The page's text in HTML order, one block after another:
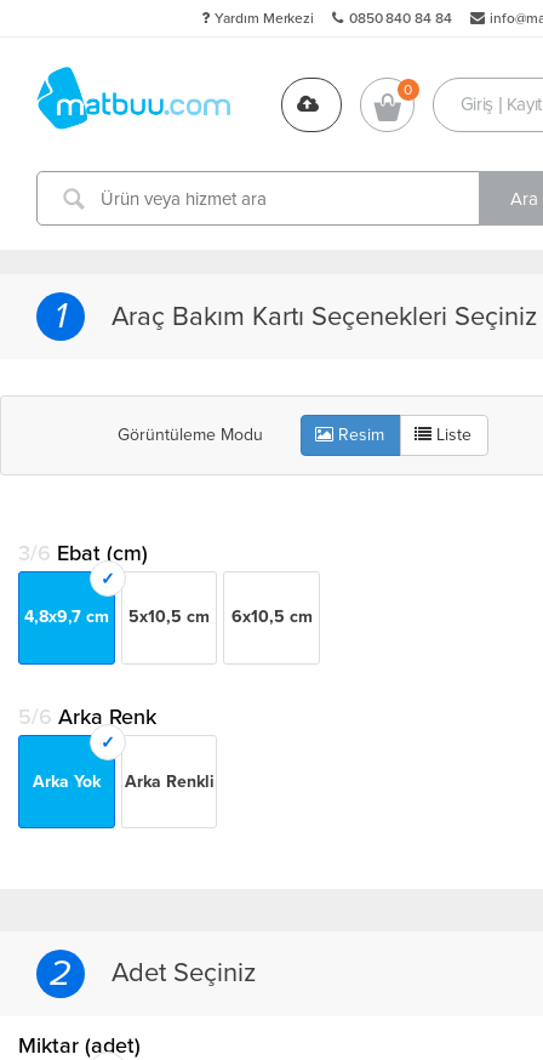
0850 840 84 84
Yardım Merkezi
Giriş | Kayıt
1 Araç Bakım Kartı Seçenekleri Seçiniz
Görüntüleme Modu Resim Liste
3/6 Ebat (cm)
4,8x9,7 cm 5x10,5 cm 6x10,5 cm
5/6 Arka Renk
Arka Yok Arka Renkli
2 Adet Seçiniz
Miktar (adet)